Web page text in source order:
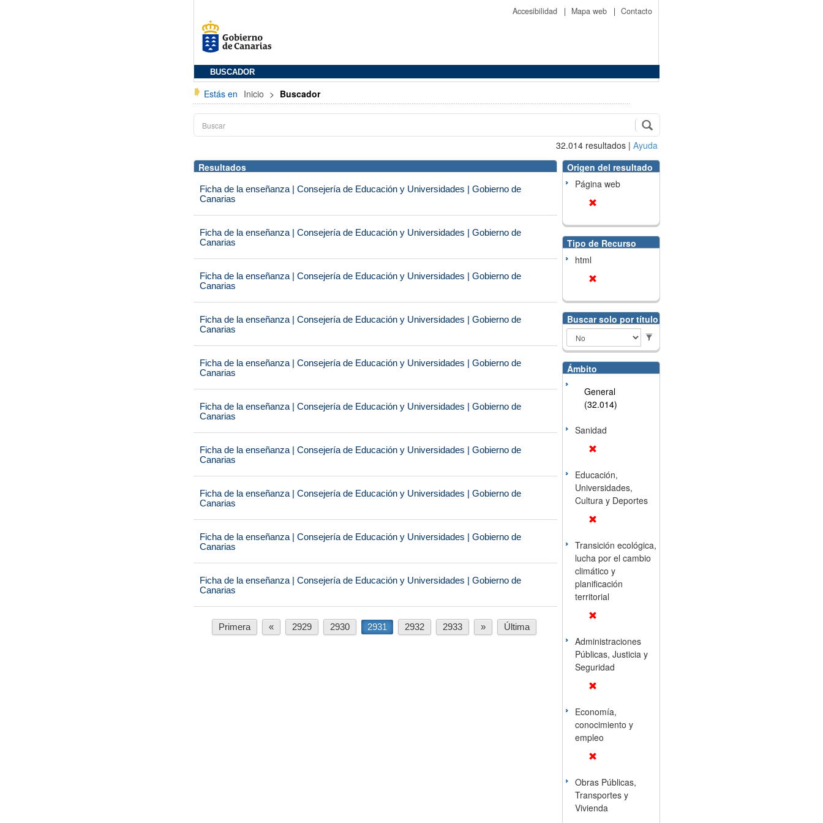
Accesibilidad | Mapa web | Contacto
BUSCADOR
Estás en Inicio > Buscador
32.014 resultados | Ayuda
Resultados
Ficha de la enseñanza | Consejería de Educación y Universidades | Gobierno de
Canarias
Ficha de la enseñanza | Consejería de Educación y Universidades | Gobierno de
Canarias
Ficha de la enseñanza | Consejería de Educación y Universidades | Gobierno de
Canarias
Ficha de la enseñanza | Consejería de Educación y Universidades | Gobierno de
Canarias
Ficha de la enseñanza | Consejería de Educación y Universidades | Gobierno de
Canarias
Ficha de la enseñanza | Consejería de Educación y Universidades | Gobierno de
Canarias
Ficha de la enseñanza | Consejería de Educación y Universidades | Gobierno de
Canarias
Ficha de la enseñanza | Consejería de Educación y Universidades | Gobierno de
Canarias
Ficha de la enseñanza | Consejería de Educación y Universidades | Gobierno de
Canarias
Ficha de la enseñanza | Consejería de Educación y Universidades | Gobierno de
Canarias
Primera « 2929 2930 2931 2932 2933 » Última
Origen del resultado
Página web
Tipo de Recurso
html
Buscar solo por título
Ámbito
General
(32.014)
Sanidad
Educación,
Universidades,
Cultura y Deportes
Transición ecológica,
lucha por el cambio
climático y
planificación
territorial
Administraciones
Públicas, Justicia y
Seguridad
Economía,
conocimiento y
empleo
Obras Públicas,
Transportes y
Vivienda